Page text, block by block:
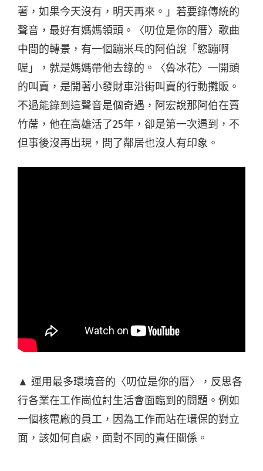
著，如果今天沒有，明天再來。」若要錄傳統的
聲音，最好有媽媽領頭。〈叨位是你的厝〉歌曲
中間的轉景，有一個蹦米乓的阿伯說「慾蹦啊
喔」，就是媽媽帶他去錄的。〈魯冰花〉一開頭
的叫賣，是開著小發財車沿街叫賣的行動攤販。
不過能錄到這聲音是個奇遇，阿宏說那阿伯在賣
竹蓆，他在高雄活了25年，卻是第一次遇到，不
但事後沒再出現，問了鄰居也沒人有印象。
▲ 運用最多環境音的〈叨位是你的厝〉，反思各
行各業在工作崗位討生活會面臨到的問題。例如
一個核電廠的員工，因為工作而站在環保的對立
面，該如何自處，面對不同的責任關係。